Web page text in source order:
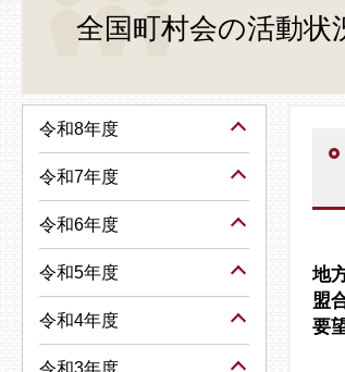
全国町村会の活動状
地
盟
要
令和8年度
令和7年度
令和6年度
令和5年度
令和4年度
令和3年度